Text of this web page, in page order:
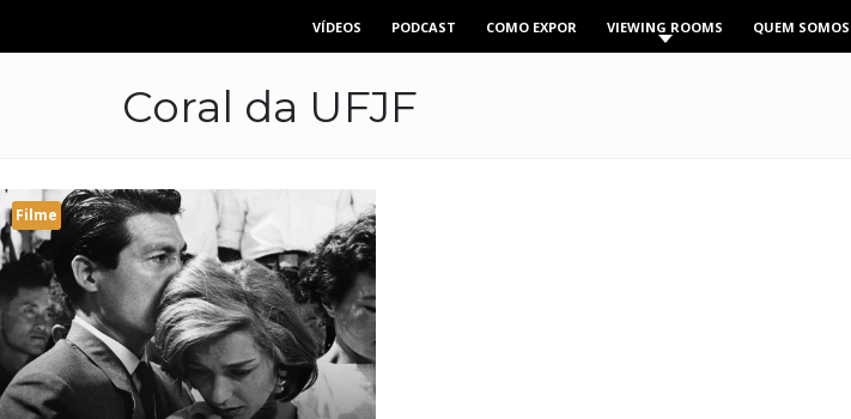
VÍDEOS PODCAST COMO EXPOR VIEWING ROOMS QUEM SOMOS
Coral da UFJF
Filme